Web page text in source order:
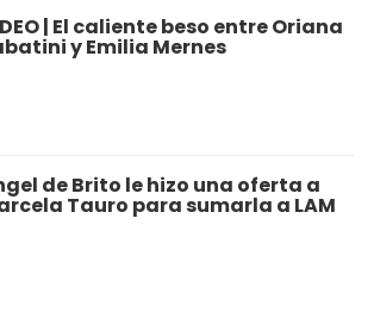
| El caliente beso entre Oriana
y Emilia Mernes
de Brito le hizo una oferta a
Tauro para sumarla a LAM